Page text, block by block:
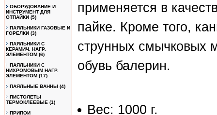
ОБОРУДОВАНИЕ И
ИНСТРУМЕНТ ДЛЯ
ОТПАЙКИ (5)
ПАЯЛЬНИКИ ГАЗОВЫЕ И
ГОРЕЛКИ (3)
ПАЯЛЬНИКИ С
КЕРАМИЧ. НАГР.
ЭЛЕМЕНТОМ (6)
ПАЯЛЬНИКИ С
НИХРОМОВЫМ НАГР.
ЭЛЕМЕНТОМ (17)
ПАЯЛЬНЫЕ ВАННЫ (4)
ПИСТОЛЕТЫ
ТЕРМОКЛЕЕВЫЕ (1)
ПРИПОИ
применяется в
пайке. Кроме того,
струнных смычковых
обувь балерин.
Вес: 1000 г.